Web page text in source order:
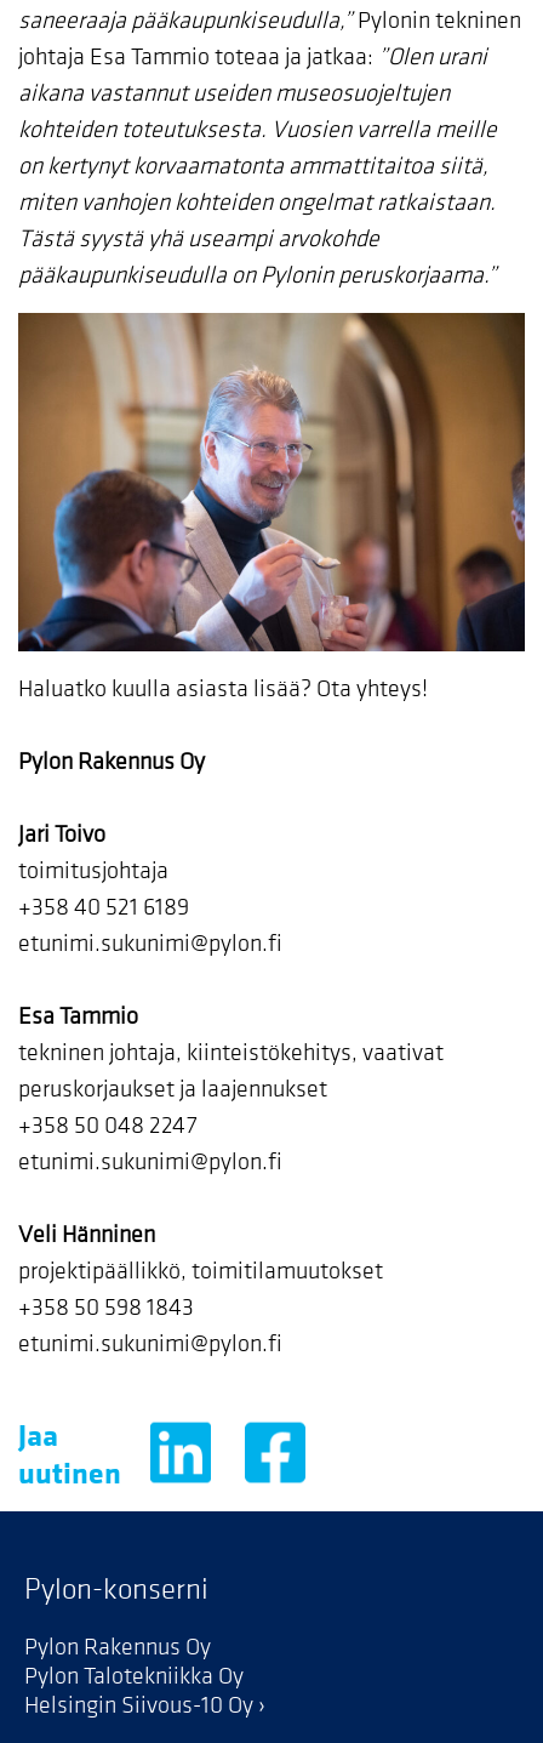
saneeraaja pääkaupunkiseudulla,”Pylonin tekninen
johtaja Esa Tammio toteaa ja jatkaa: ”Olen urani
aikana vastannut useiden museosuojeltujen
kohteiden toteutuksesta. Vuosien varrella meille
on kertynyt korvaamatonta ammattitaitoa siitä,
miten vanhojen kohteiden ongelmat ratkaistaan.
Tästä syystä yhä useampi arvokohde
pääkaupunkiseudulla on Pylonin peruskorjaama.”
Haluatko kuulla asiasta lisää? Ota yhteys!
Pylon Rakennus Oy
Jari Toivo
toimitusjohtaja
+358 40 521 6189
etunimi.sukunimi@pylon.fi
Esa Tammio
tekninen johtaja, kiinteistökehitys, vaativat
peruskorjaukset ja laajennukset
+358 50 048 2247
etunimi.sukunimi@pylon.fi
Veli Hänninen
projektipäällikkö, toimitilamuutokset
+358 50 598 1843
etunimi.sukunimi@pylon.fi
Jaa
uutinen
Pylon-konserni
Pylon Rakennus Oy
Pylon Talotekniikka Oy
Helsingin Siivous-10 Oy